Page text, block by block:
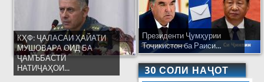
КҲФ: ҶАЛАСАИ ҲАЙАТИ
МУШОВАРА ОИД БА
ҶАМЪБАСТИ
НАТИҶАҲОИ...
Президенти Ҷумҳурии
Тоҷикистон ба Раиси...
30 СОЛИ НАҶОТ